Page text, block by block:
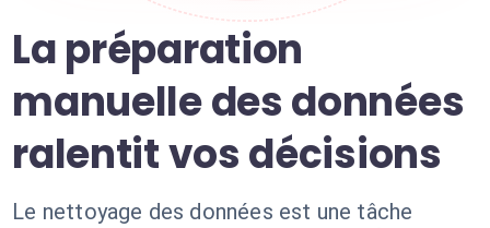
La préparation
manuelle des données
ralentit vos décisions
Le nettoyage des données est une tâche